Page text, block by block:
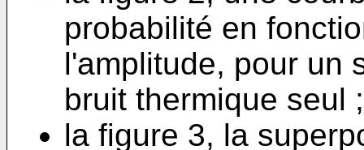
probabilité en
l'amplitude, pour un
bruit thermique seul ;
la figure 3, la